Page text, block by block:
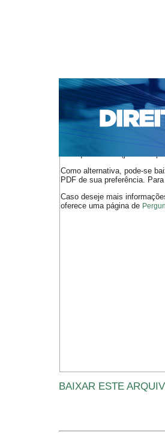
CAPA SOBRE
NOTÍCIAS
EDIÇÕES DE
Capa>n. 295 (2025) >
O arquivo PDF selecionado
de arquivos PDF (por
Como alternativa, pode-se
PDF de sua preferência.
Caso deseje mais
oferece uma página de
BAIXAR ESTE